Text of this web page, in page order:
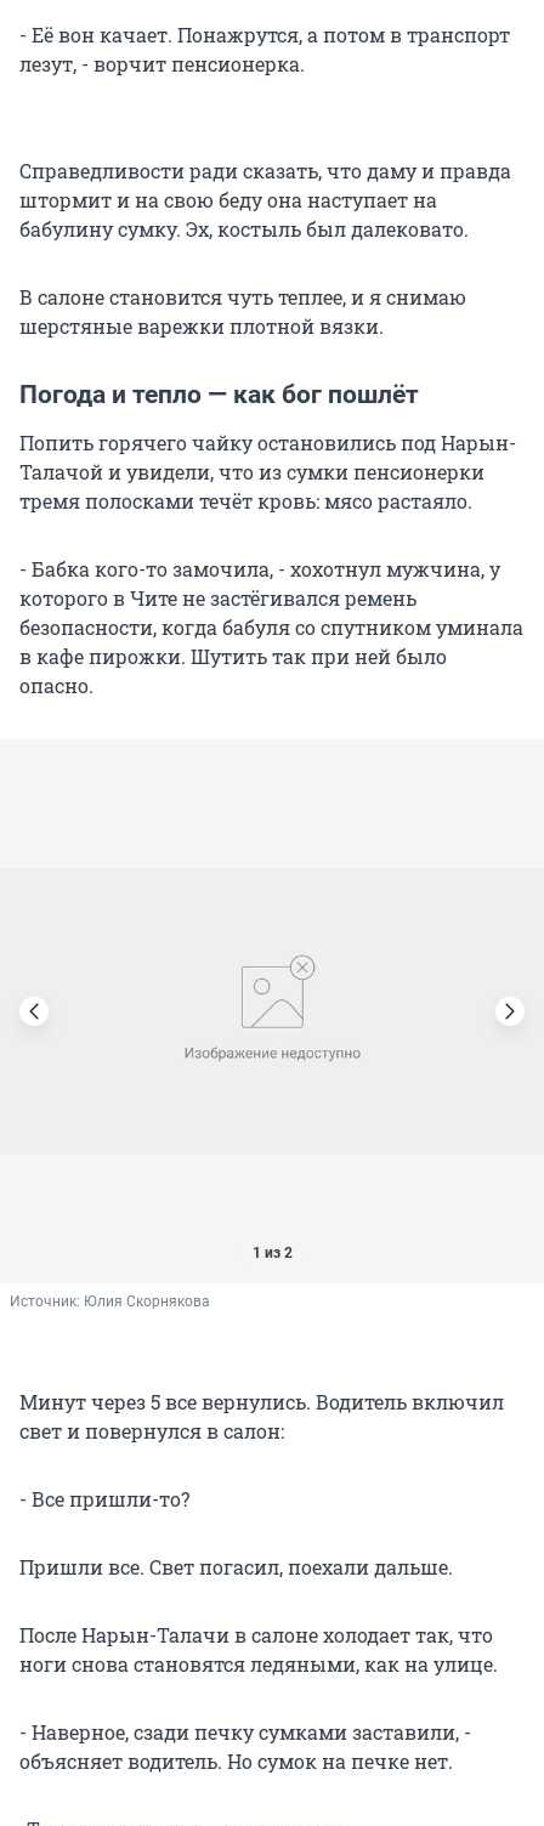
- Её вон качает. Понажрутся, а потом в транспорт
лезут, - ворчит пенсионерка.
Справедливости ради сказать, что даму и правда
штормит и на свою беду она наступает на
бабулину сумку. Эх, костыль был далековато.
В салоне становится чуть теплее, и я снимаю
шерстяные варежки плотной вязки.
Погода и тепло — как бог пошлёт
Попить горячего чайку остановились под Нарын-
Талачой и увидели, что из сумки пенсионерки
тремя полосками течёт кровь: мясо растаяло.
- Бабка кого-то замочила, - хохотнул мужчина, у
которого в Чите не застёгивался ремень
безопасности, когда бабуля со спутником уминала
в кафе пирожки. Шутить так при ней было
опасно.
1 из 2
Источник: Юлия Скорнякова
Минут через 5 все вернулись. Водитель включил
свет и повернулся в салон:
- Все пришли-то?
Пришли все. Свет погасил, поехали дальше.
После Нарын-Талачи в салоне холодает так, что
ноги снова становятся ледяными, как на улице.
- Наверное, сзади печку сумками заставили, -
объясняет водитель. Но сумок на печке нет.